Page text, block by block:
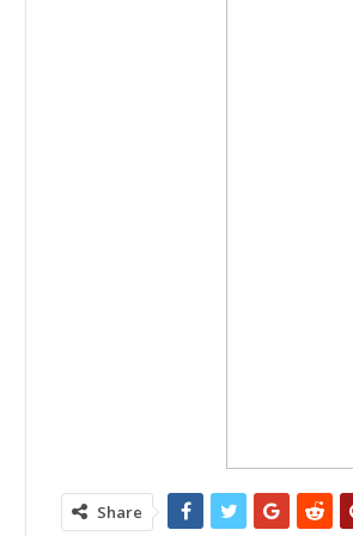
Share